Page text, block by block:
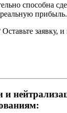
способна
прибыль.
Оставьте